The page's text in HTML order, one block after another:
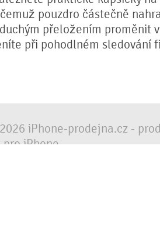
pouzdro částečně
přeložením proměnit
při pohodlném sledování
iPhone-prodejna.cz -
iPhone